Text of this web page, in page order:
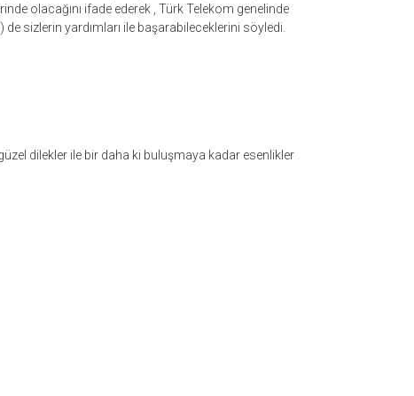
olacağını ifade ederek , Türk Telekom genelinde
sizlerin yardımları ile başarabileceklerini söyledi.
dilekler ile bir daha ki buluşmaya kadar esenlikler